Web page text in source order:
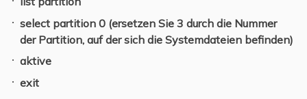
select partition 0 (ersetzen Sie 3 durch die Nummer
der Partition, auf der sich die Systemdateien befinden)
aktive
exit